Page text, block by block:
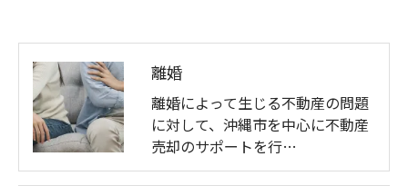
離婚
離婚によって生じる不動産の問題
に対して、沖縄市を中心に不動産
売却のサポートを行…